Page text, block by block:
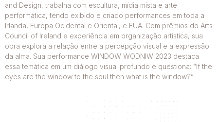
and Design, trabalha com escultura, mídia mista e arte
performática, tendo exibido e criado performances em toda a
Irlanda, Europa Ocidental e Oriental, e EUA. Com prêmios do Arts
Council of Ireland e experiência em organização artística, sua
obra explora a relação entre a percepção visual e a expressão
da alma. Sua performance WINDOW WODNIW 2023 destaca
essa temática em um diálogo visual profundo e questiona: “If the
eyes are the window to the soul then what is the window?”